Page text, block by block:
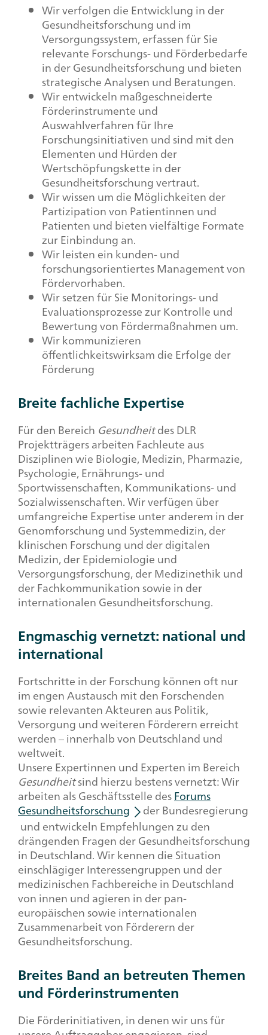
Wir verfolgen die Entwicklung in der
Gesundheitsforschung und im
Versorgungssystem, erfassen für Sie
relevante Forschungs- und Förderbedarfe
in der Gesundheitsforschung und bieten
strategische Analysen und Beratungen.
Wir entwickeln maßgeschneiderte
Förderinstrumente und
Auswahlverfahren für Ihre
Forschungsinitiativen und sind mit den
Elementen und Hürden der
Wertschöpfungskette in der
Gesundheitsforschung vertraut.
Wir wissen um die Möglichkeiten der
Partizipation von Patientinnen und
Patienten und bieten vielfältige Formate
zur Einbindung an.
Wir leisten ein kunden- und
forschungsorientiertes Management von
Fördervorhaben.
Wir setzen für Sie Monitorings- und
Evaluationsprozesse zur Kontrolle und
Bewertung von Fördermaßnahmen um.
Wir kommunizieren
öffentlichkeitswirksam die Erfolge der
Förderung
Breite fachliche Expertise
Für den Bereich Gesundheitdes DLR
Projektträgers arbeiten Fachleute aus
Disziplinen wie Biologie, Medizin, Pharmazie,
Psychologie, Ernährungs- und
Sportwissenschaften, Kommunikations- und
Sozialwissenschaften. Wir verfügen über
umfangreiche Expertise unter anderem in der
Genomforschung und Systemmedizin, der
klinischen Forschung und der digitalen
Medizin, der Epidemiologie und
Versorgungsforschung, der Medizinethik und
der Fachkommunikation sowie in der
internationalen Gesundheitsforschung.
Engmaschig vernetzt: national und
international
Fortschritte in der Forschung können oft nur
im engen Austausch mit den Forschenden
sowie relevanten Akteuren aus Politik,
Versorgung und weiteren Förderern erreicht
werden – innerhalb von Deutschland und
weltweit.
Unsere Expertinnen und Experten im Bereich
Gesundheitsind hierzu bestens vernetzt: Wir
arbeiten als Geschäftsstelle desForums
Gesundheitsforschung
der Bundesregierung
und entwickeln Empfehlungen zu den
drängenden Fragen der Gesundheitsforschung
in Deutschland. Wir kennen die Situation
einschlägiger Interessengruppen und der
medizinischen Fachbereiche in Deutschland
von innen und agieren in der pan-
europäischen sowie internationalen
Zusammenarbeit von Förderern der
Gesundheitsforschung.
Breites Band an betreuten Themen
und Förderinstrumenten
Die Förderinitiativen, in denen wir uns für